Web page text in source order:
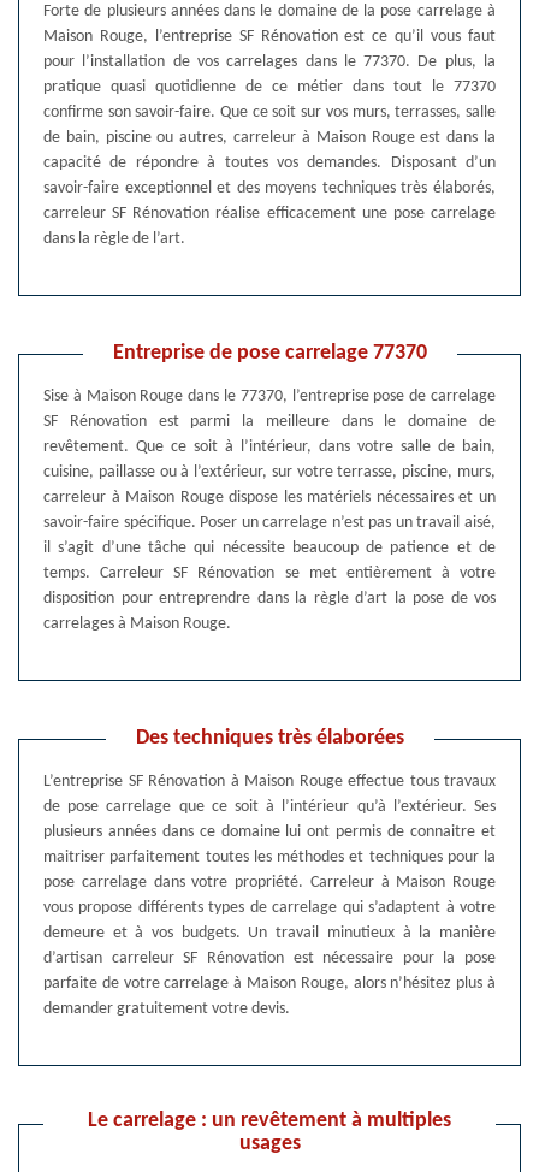
Forte de plusieurs années dans le domaine de la pose carrelage à
Maison Rouge, l’entreprise SF Rénovation est ce qu’il vous faut
pour l’installation de vos carrelages dans le 77370. De plus, la
pratique quasi quotidienne de ce métier dans tout le 77370
confirme son savoir-faire. Que ce soit sur vos murs, terrasses, salle
de bain, piscine ou autres, carreleur à Maison Rouge est dans la
capacité de répondre à toutes vos demandes. Disposant d’un
savoir-faire exceptionnel et des moyens techniques très élaborés,
carreleur SF Rénovation réalise efficacement une pose carrelage
dans la règle de l’art.
Entreprise de pose carrelage 77370
Sise à Maison Rouge dans le 77370, l’entreprise pose de carrelage
SF Rénovation est parmi la meilleure dans le domaine de
revêtement. Que ce soit à l’intérieur, dans votre salle de bain,
cuisine, paillasse ou à l’extérieur, sur votre terrasse, piscine, murs,
carreleur à Maison Rouge dispose les matériels nécessaires et un
savoir-faire spécifique. Poser un carrelage n’est pas un travail aisé,
il s’agit d’une tâche qui nécessite beaucoup de patience et de
temps. Carreleur SF Rénovation se met entièrement à votre
disposition pour entreprendre dans la règle d’art la pose de vos
carrelages à Maison Rouge.
Des techniques très élaborées
L’entreprise SF Rénovation à Maison Rouge effectue tous travaux
de pose carrelage que ce soit à l’intérieur qu’à l’extérieur. Ses
plusieurs années dans ce domaine lui ont permis de connaitre et
maitriser parfaitement toutes les méthodes et techniques pour la
pose carrelage dans votre propriété. Carreleur à Maison Rouge
vous propose différents types de carrelage qui s’adaptent à votre
demeure et à vos budgets. Un travail minutieux à la manière
d’artisan carreleur SF Rénovation est nécessaire pour la pose
parfaite de votre carrelage à Maison Rouge, alors n’hésitez plus à
demander gratuitement votre devis.
Le carrelage : un revêtement à multiples
usages